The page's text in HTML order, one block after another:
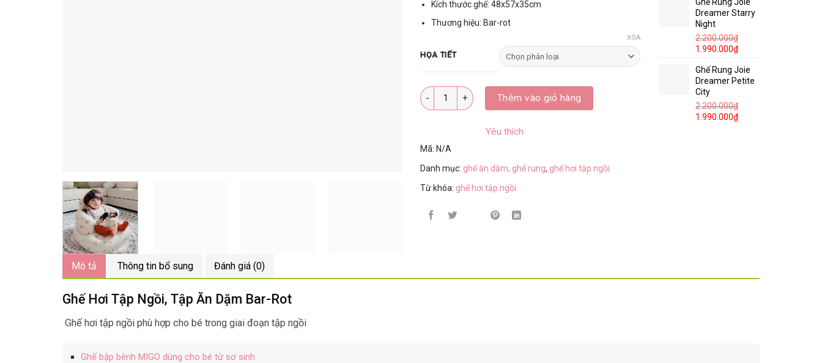
Kích thước ghế: 48x57x35cm
Thương hiệu: Bar-rot
HỌA TIẾT
XÓA
Số lượng Thêm vào giỏ hàng
Yêu thích
Mã: N/A
Danh mục: ghế ăn dặm, ghế rung, ghế hơi tập ngồi
Từ khóa: ghế hơi tập ngồi
Dreamer Starry
Night
2.200.000₫
1.990.000₫
Ghế Rung Joie
Dreamer Petite
City
2.200.000₫
1.990.000₫
Mô tả Thông tin bổ sung Đánh giá (0)
Ghế Hơi Tập Ngồi, Tập Ăn Dặm Bar-Rot
Ghế hơi tập ngồi phù hợp cho bé trong giai đoạn tập ngồi
Ghế bập bênh MIGO dùng cho bé từ sơ sinh